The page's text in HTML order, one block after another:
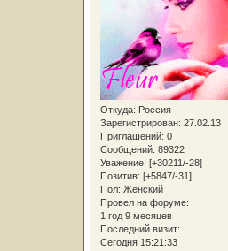
Откуда: Россия
Зарегистрирован: 27.02.13
Приглашений: 0
Сообщений: 89322
Уважение: [+30211/-28]
Позитив: [+5847/-31]
Пол: Женский
Провел на форуме:
1 год 9 месяцев
Последний визит:
Сегодня 15:21:33